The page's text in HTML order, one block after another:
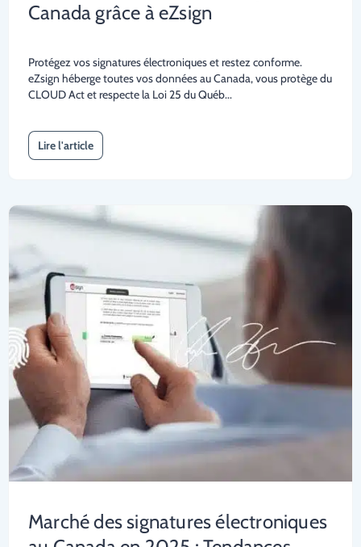
Canada grâce à eZsign
Protégez vos signatures électroniques et restez conforme.
eZsign héberge toutes vos données au Canada, vous protège du
CLOUD Act et respecte la Loi 25 du Québ...
Lire l'article
Marché des signatures électroniques